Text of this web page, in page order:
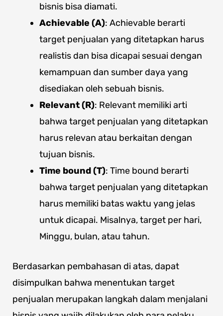
bisnis bisa diamati.
Achievable (A): Achievable berarti
target penjualan yang ditetapkan harus
realistis dan bisa dicapai sesuai dengan
kemampuan dan sumber daya yang
disediakan oleh sebuah bisnis.
Relevant (R): Relevant memiliki arti
bahwa target penjualan yang ditetapkan
harus relevan atau berkaitan dengan
tujuan bisnis.
Time bound (T): Time bound berarti
bahwa target penjualan yang ditetapkan
harus memiliki batas waktu yang jelas
untuk dicapai. Misalnya, target per hari,
Minggu, bulan, atau tahun.
Berdasarkan pembahasan di atas, dapat
disimpulkan bahwa menentukan target
penjualan merupakan langkah dalam menjalani